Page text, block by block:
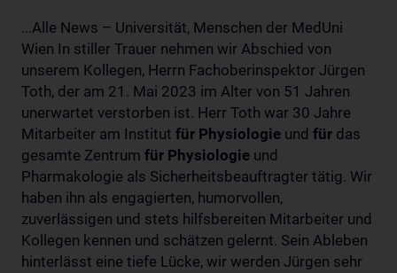
...Alle News – Universität, Menschen der MedUni
Wien In stiller Trauer nehmen wir Abschied von
unserem Kollegen, Herrn Fachoberinspektor Jürgen
Toth, der am 21. Mai 2023 im Alter von 51 Jahren
unerwartet verstorben ist. Herr Toth war 30 Jahre
Mitarbeiter am Institut für Physiologie und für das
gesamte Zentrum für Physiologie und
Pharmakologie als Sicherheitsbeauftragter tätig. Wir
haben ihn als engagierten, humorvollen,
zuverlässigen und stets hilfsbereiten Mitarbeiter und
Kollegen kennen und schätzen gelernt. Sein Ableben
hinterlässt eine tiefe Lücke, wir werden Jürgen sehr